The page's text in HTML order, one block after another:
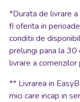
*Durata de livrare
fi oferita in
conditii de
prelungi pana la
livrare a
** Livrarea in
mici care incap in